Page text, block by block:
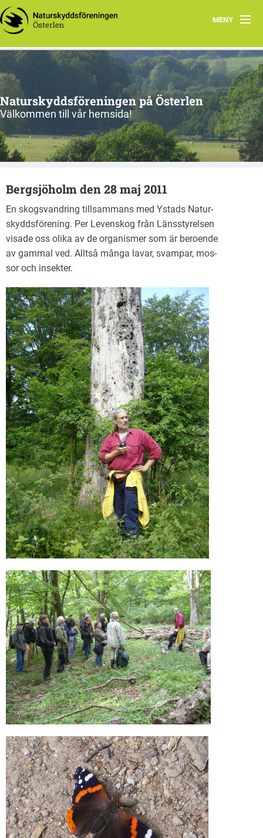
MENY
Program, vår-sommar 2026
Om oss
Nu & då
Kontakt
Länkar
Naturskyddsföreningen på Österlen
Välkommen till vår hemsida!
Bergsjöholm den 28 maj 2011
En skogsvandring tillsammans med Ystads Natur-
skyddsförening. Per Levenskog från Länsstyrelsen
visade oss olika av de organismer som är beroende
av gammal ved. Alltså många lavar, svampar, mos-
sor och insekter.